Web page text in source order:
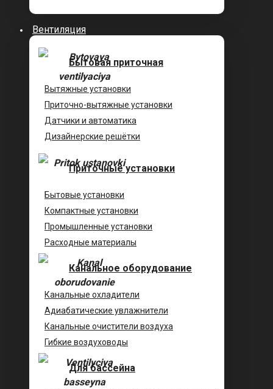
Вентиляция
Бытовая приточная
Вытяжные установки
Приточно-вытяжные установки
Датчики и автоматика
Дизайнерские решётки
Приточные установки
Бытовые установки
Компактные установки
Промышленные установки
Расходные материалы
Канальное оборудование
Канальные охладители
Адиабатические увлажнители
Канальные очистители воздуха
Гибкие воздуховоды
Для бассейна